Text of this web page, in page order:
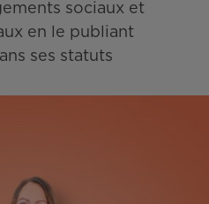
sociaux et
en le publiant
ses statuts